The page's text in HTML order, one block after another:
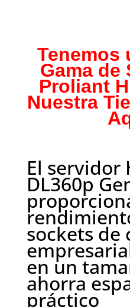
Tenemos
Gama de
Proliant
Nuestra
El servidor
DL360p
sockets de
en un
ahorra
práctico